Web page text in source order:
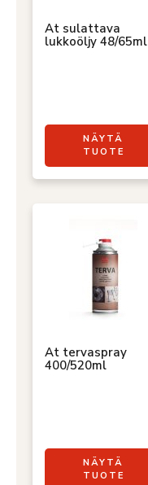
At sulattava
lukkoöljy 48/65ml
NÄYTÄ
TUOTE
At tervaspray
400/520ml
NÄYTÄ
TUOTE